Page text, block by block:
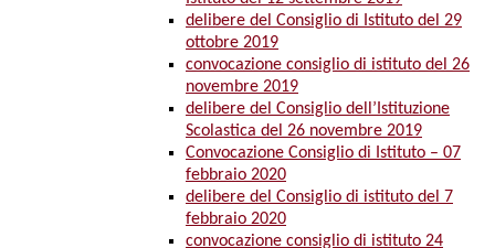
delibere del Consiglio di Istituto del 29
ottobre 2019
convocazione consiglio di istituto del 26
novembre 2019
delibere del Consiglio dell’Istituzione
Scolastica del 26 novembre 2019
Convocazione Consiglio di Istituto – 07
febbraio 2020
delibere del Consiglio di istituto del 7
febbraio 2020
convocazione consiglio di istituto 24